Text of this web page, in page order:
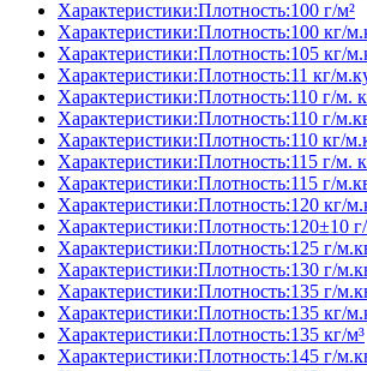
Характеристики:Плотность:100 г/м²
Характеристики:Плотность:100 кг/
Характеристики:Плотность:105 кг/
Характеристики:Плотность:11 кг/
Характеристики:Плотность:110 г/м.
Характеристики:Плотность:110 г/
Характеристики:Плотность:110 кг/
Характеристики:Плотность:115 г/м.
Характеристики:Плотность:115 г/
Характеристики:Плотность:120 кг/
Характеристики:Плотность:120±10
Характеристики:Плотность:125 г/
Характеристики:Плотность:130 г/
Характеристики:Плотность:135 г/
Характеристики:Плотность:135 кг/
Характеристики:Плотность:135 кг/м³
Характеристики:Плотность:145 г/